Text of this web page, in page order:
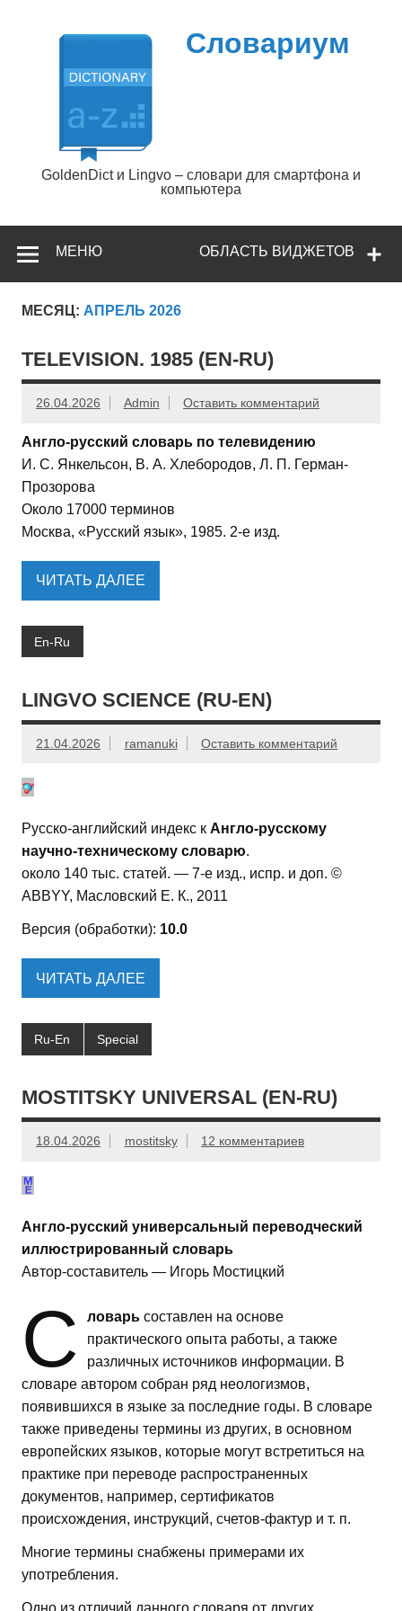
содержимому
Словариум
GoldenDict и Lingvo – словари для смартфона и
компьютера
ОБЛАСТЬ ВИДЖЕТОВ
МЕНЮ
МЕСЯЦ: АПРЕЛЬ 2026
TELEVISION. 1985 (EN-RU)
26.04.2026 Admin Оставить комментарий
Англо-русский словарь по телевидению
И. С. Янкельсон, В. А. Хлебородов, Л. П. Герман-
Прозорова
Около 17000 терминов
Москва, «Русский язык», 1985. 2-е изд.
ЧИТАТЬ ДАЛЕЕ
En-Ru
LINGVO SCIENCE (RU-EN)
21.04.2026 ramanuki Оставить комментарий
Русско-английский индекс к Англо-русскому
научно-техническому словарю.
около 140 тыс. статей. — 7-е изд., испр. и доп. ©
ABBYY, Масловский Е. К., 2011
Версия (обработки): 10.0
ЧИТАТЬ ДАЛЕЕ
Ru-En Special
MOSTITSKY UNIVERSAL (EN-RU)
18.04.2026 mostitsky 12 комментариев
Англо-русский универсальный переводческий
иллюстрированный словарь
Автор-составитель — Игорь Мостицкий
С ловарьсоставлен на основе
практического опыта работы, а также
различных источников информации. В
словаре автором собран ряд неологизмов,
появившихся в языке за последние годы. В словаре
также приведены термины из других, в основном
европейских языков, которые могут встретиться на
практике при переводе распространенных
документов, например, сертификатов
происхождения, инструкций, счетов-фактур и т. п.
Многие термины снабжены примерами их
употребления.
Одно из отличий данного словаря от других,